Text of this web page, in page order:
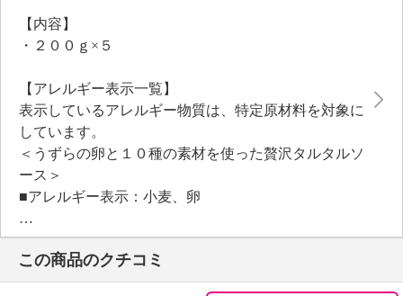
手間がかかりますが、常温で保管でき、いつでも手軽
に使えます。
【内容】
・２００ｇ×５
【アレルギー表示一覧】
表示しているアレルギー物質は、特定原材料を対象に
しています。
＜うずらの卵と１０種の素材を使った贅沢タルタルソ
ース＞
■アレルギー表示：小麦、卵
■コンタミネーション注意喚起表示：なし
【期限表示】
この商品のクチコミ